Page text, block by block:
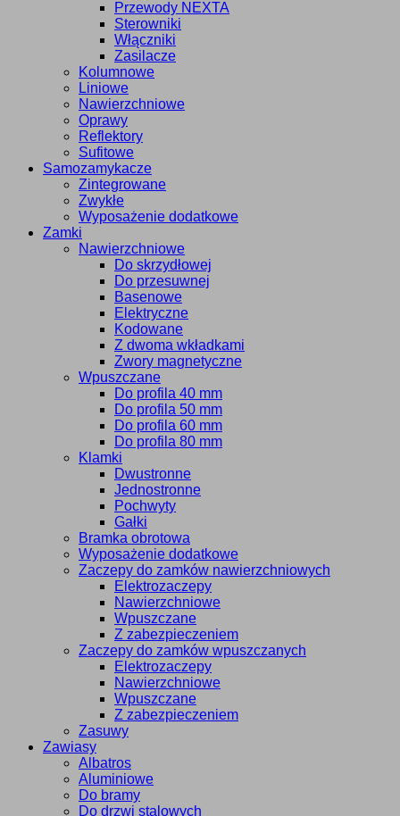
Przewody NEXTA
Sterowniki
Włączniki
Zasilacze
Kolumnowe
Liniowe
Nawierzchniowe
Oprawy
Reflektory
Sufitowe
Samozamykacze
Zintegrowane
Zwykłe
Wyposażenie dodatkowe
Zamki
Nawierzchniowe
Do skrzydłowej
Do przesuwnej
Basenowe
Elektryczne
Kodowane
Z dwoma wkładkami
Zwory magnetyczne
Wpuszczane
Do profila 40 mm
Do profila 50 mm
Do profila 60 mm
Do profila 80 mm
Klamki
Dwustronne
Jednostronne
Pochwyty
Gałki
Bramka obrotowa
Wyposażenie dodatkowe
Zaczepy do zamków nawierzchniowych
Elektrozaczepy
Nawierzchniowe
Wpuszczane
Z zabezpieczeniem
Zaczepy do zamków wpuszczanych
Elektrozaczepy
Nawierzchniowe
Wpuszczane
Z zabezpieczeniem
Zasuwy
Zawiasy
Albatros
Aluminiowe
Do bramy
Do drzwi stalowych